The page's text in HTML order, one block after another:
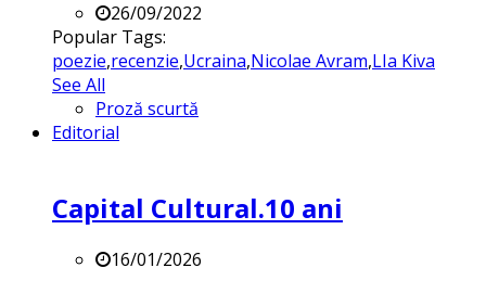
26/09/2022
Popular Tags:
poezie,recenzie,Ucraina,Nicolae Avram,LIa Kiva
See All
Proză scurtă
Editorial
Capital Cultural.10 ani
16/01/2026